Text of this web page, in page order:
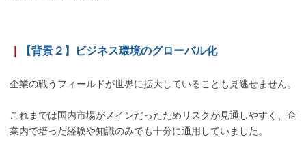
｜ 【背景２】ビジネス環境のグローバル化
企業の戦うフィールドが世界に拡大していることも見逃せません。
これまでは国内市場がメインだったためリスクが見通しやすく、企
業内で培った経験や知識のみでも十分に通用していました。